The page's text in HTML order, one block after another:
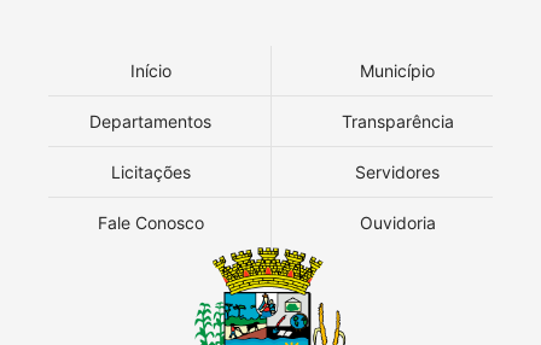
Início Município
Departamentos Transparência
Licitações Servidores
Fale Conosco Ouvidoria